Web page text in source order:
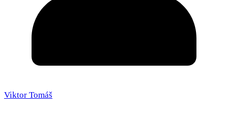
Viktor Tomáš